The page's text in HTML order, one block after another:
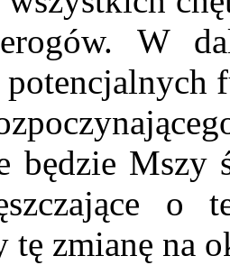
W
będzie
tę zmianę na